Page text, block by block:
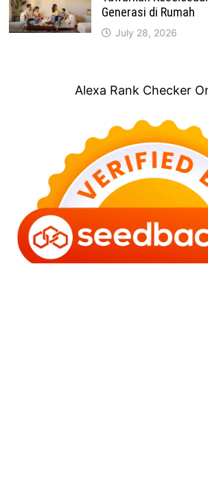
Generasi di Rumah
July 28, 2026
Alexa Rank Checker